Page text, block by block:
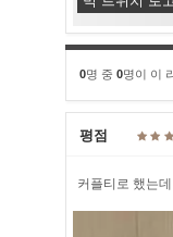
0명 중 0명이 이
평점
커플티로 했는